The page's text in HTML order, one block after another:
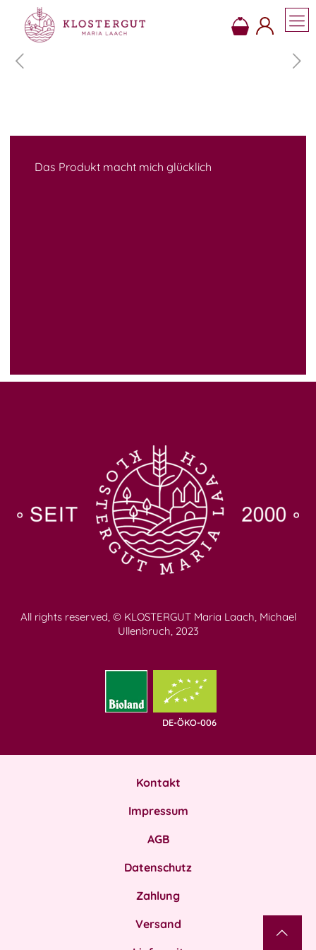
Das Produkt macht mich glücklich
All rights reserved, © KLOSTERGUT Maria Laach, Michael
Ullenbruch, 2023
DE-ÖKO-006
Kontakt
Impressum
AGB
Datenschutz
Zahlung
Versand